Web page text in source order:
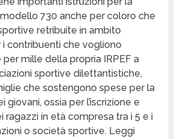
730 anche per coloro che
retribuite in ambito
contribuenti che vogliono
mille della propria IRPEF a
sportive dilettantistiche,
che sostengono spese per la
giovani, ossia per l’iscrizione e
ragazzi in età compresa tra i 5 e i
o società sportive. Leggi